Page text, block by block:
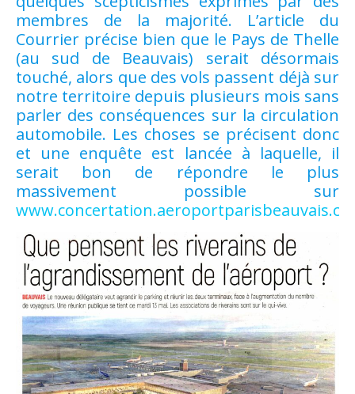
membres de la majorité. L’article du
Courrier précise bien que le Pays de Thelle
(au sud de Beauvais) serait désormais
touché, alors que des vols passent déjà sur
notre territoire depuis plusieurs mois sans
parler des conséquences sur la circulation
automobile. Les choses se précisent donc
et une enquête est lancée à laquelle, il
serait bon de répondre le plus
massivement possible sur